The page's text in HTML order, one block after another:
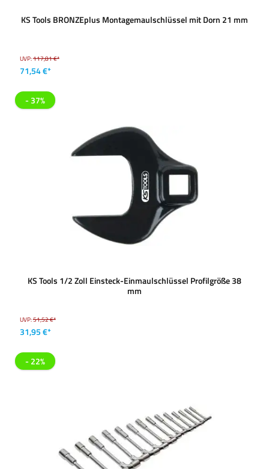
KS Tools BRONZEplus Montagemaulschlüssel mit Dorn 21 mm
UVP:117,81 €*
71,54 €*
- 37%
KS Tools 1/2 Zoll Einsteck-Einmaulschlüssel Profilgröße 38
mm
UVP:51,52 €*
31,95 €*
- 22%